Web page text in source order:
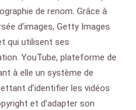
de renom. Grâce à
d’images, Getty Images
qui utilisent ses
YouTube, plateforme de
à elle un système de
d’identifier les vidéos
et d’adapter son